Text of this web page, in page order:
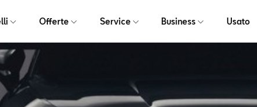
Offerte Service Business Usato